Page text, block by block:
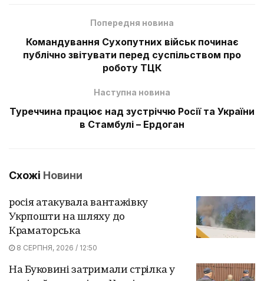
Попередня новина
Командування Сухопутних військ починає
публічно звітувати перед суспільством про
роботу ТЦК
Наступна новина
Туреччина працює над зустріччю Росії та України
в Стамбулі – Ердоган
Схожі Новини
росія атакувала вантажівку
Укрпошти на шляху до
Краматорська
8 СЕРПНЯ, 2026 / 12:50
На Буковині затримали стрілка у